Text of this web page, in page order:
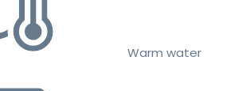
Warm water